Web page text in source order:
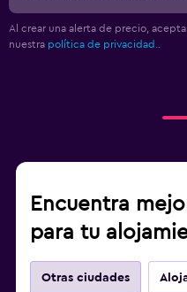
Al crear una alerta de precio,
nuestra política de privacidad.
Encuentra
para tu
Otras ciudades